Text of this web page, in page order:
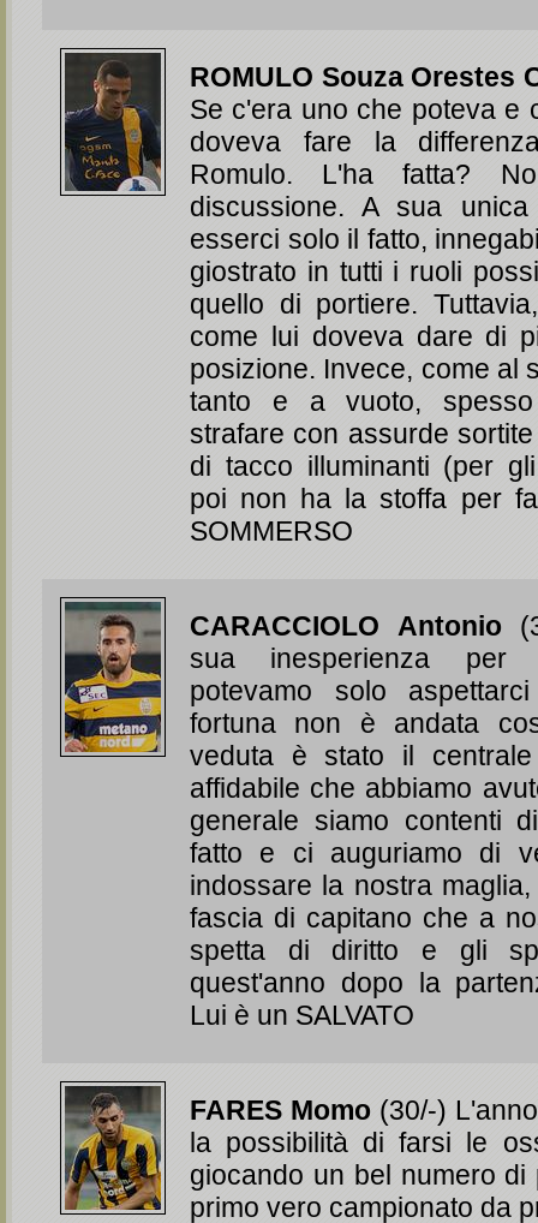
ROMULO Souza Orestes
Se c'era uno che poteva e
doveva fare la
Romulo. L'ha fatta?
discussione. A sua
esserci solo il fatto,
giostrato in tutti i ruoli
quello di portiere.
come lui doveva dare di
posizione. Invece, come al
tanto e a vuoto,
strafare con assurde
di tacco illuminanti (per
poi non ha la stoffa per
SOMMERSO
CARACCIOLO Antonio
sua inesperienza per
potevamo solo
fortuna non è andata
veduta è stato il
affidabile che abbiamo
generale siamo contenti
fatto e ci auguriamo di
indossare la nostra
fascia di capitano che a
spetta di diritto e gli
quest'anno dopo la
Lui è un SALVATO
FARES Momo (30/-)
la possibilità di farsi le
giocando un bel numero di
primo vero campionato da